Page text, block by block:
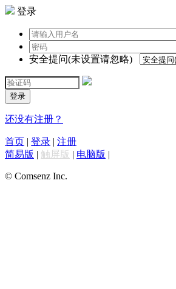
登录
安全提问(未设置请忽略)
登录
还没有注册？
首页 | 登录 | 注册
简易版 | 触屏版 | 电脑版 |
© Comsenz Inc.